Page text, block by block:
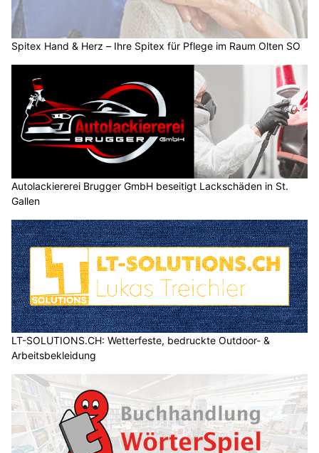
Spitex Hand & Herz – Ihre Spitex für Pflege im Raum Olten SO
Autolackiererei Brugger GmbH beseitigt Lackschäden in St.
Gallen
LT-SOLUTIONS.CH: Wetterfeste, bedruckte Outdoor- &
Arbeitsbekleidung